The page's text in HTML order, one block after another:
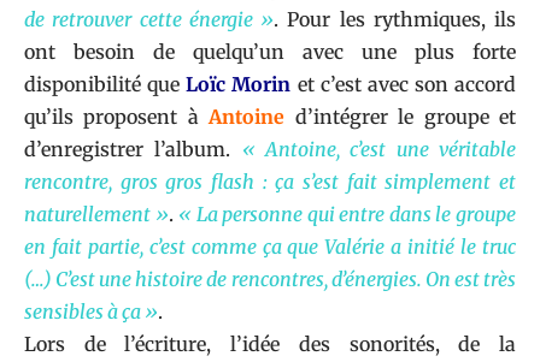
de retrouver cette énergie ». Pour les rythmiques, ils
ont besoin de quelqu’un avec une plus forte
disponibilité queLoïc Morin et c’est avec son accord
qu’ils proposent àAntoine d’intégrer le groupe et
d’enregistrer l’album. « Antoine, c’est une véritable
rencontre, gros gros flash : ça s’est fait simplement et
naturellement ». « La personne qui entre dans le groupe
en fait partie, c’est comme ça que Valérie a initié le truc
(…) C’est une histoire de rencontres, d’énergies. On est très
sensibles à ça ».
Lors de l’écriture, l’idée des sonorités, de la